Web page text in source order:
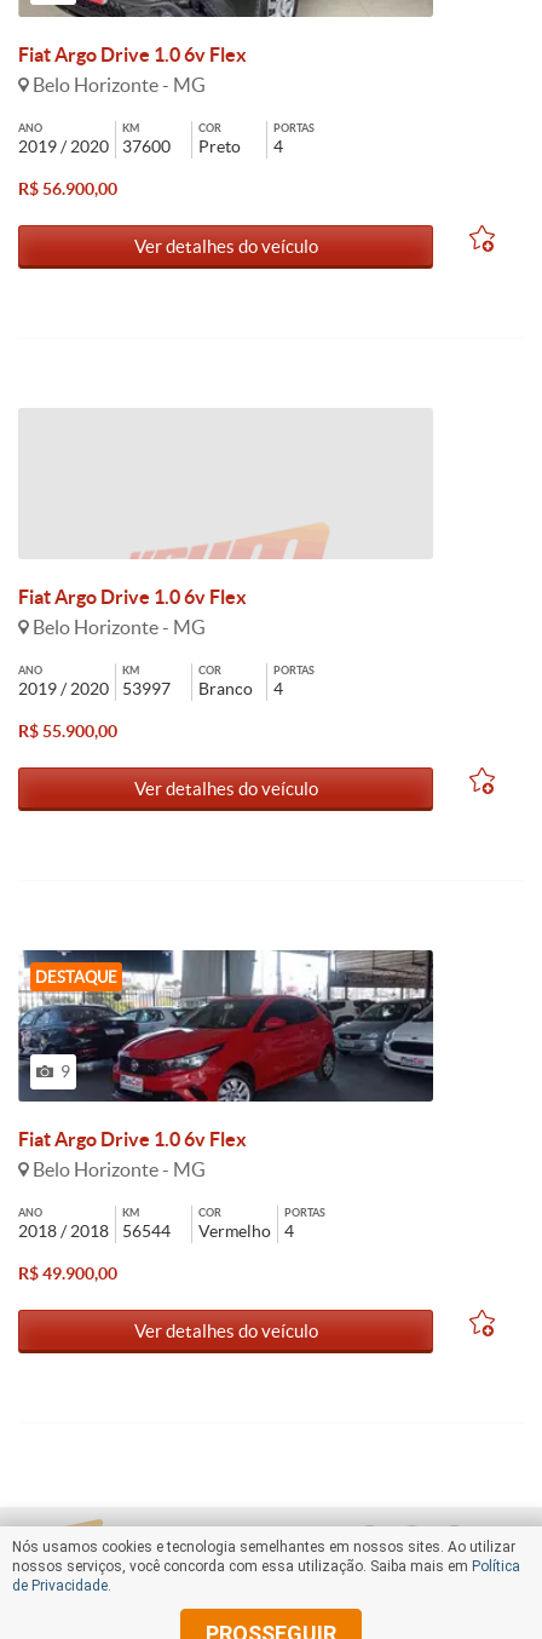
Fiat Argo Drive 1.0 6v Flex
Belo Horizonte - MG
ANO
2019 / 2020
KM
37600
COR
Preto
PORTAS
4
R$ 56.900,00
Ver detalhes do veículo
Fiat Argo Drive 1.0 6v Flex
Belo Horizonte - MG
ANO
2019 / 2020
KM
53997
COR
Branco
PORTAS
4
R$ 55.900,00
Ver detalhes do veículo
DESTAQUE
9
Fiat Argo Drive 1.0 6v Flex
Belo Horizonte - MG
ANO
2018 / 2018
KM
56544
COR
Vermelho
PORTAS
4
R$ 49.900,00
Ver detalhes do veículo
Nós usamos cookies e tecnologia semelhantes em nossos sites. Ao utilizar
nossos serviços, você concorda com essa utilização. Saiba mais em Política
de Privacidade.
PROSSEGUIR